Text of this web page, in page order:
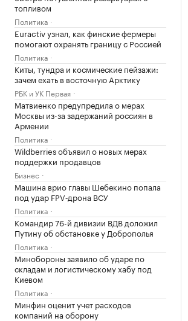
топливом
Политика
Euractiv узнал, как финские фермеры
помогают охранять границу с Россией
Политика
Киты, тундра и космические пейзажи:
зачем ехать в восточную Арктику
РБК и УК Первая
Матвиенко предупредила о мерах
Москвы из-за задержаний россиян в
Армении
Политика
Wildberries объявил о новых мерах
поддержки продавцов
Бизнес
Машина врио главы Шебекино попала
под удар FPV‑дрона ВСУ
Политика
Командир 76-й дивизии ВДВ доложил
Путину об обстановке у Доброполья
Политика
Минобороны заявило об ударе по
складам и логистическому хабу под
Киевом
Политика
Минфин оценит учет расходов
компаний на оборону